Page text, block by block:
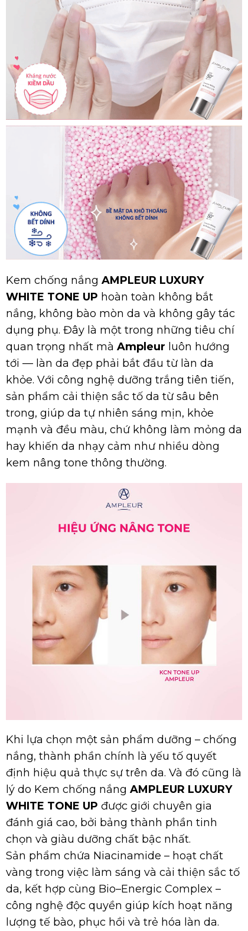
Kem chống nắng AMPLEUR LUXURY
WHITE TONE UP hoàn toàn không bắt
nắng, không bào mòn da và không gây tác
dụng phụ. Đây là một trong những tiêu chí
quan trọng nhất mà Ampleur luôn hướng
tới — làn da đẹp phải bắt đầu từ làn da
khỏe. Với công nghệ dưỡng trắng tiên tiến,
sản phẩm cải thiện sắc tố da từ sâu bên
trong, giúp da tự nhiên sáng mịn, khỏe
mạnh và đều màu, chứ không làm mỏng da
hay khiến da nhạy cảm như nhiều dòng
kem nâng tone thông thường.
Khi lựa chọn một sản phẩm dưỡng – chống
nắng, thành phần chính là yếu tố quyết
định hiệu quả thực sự trên da. Và đó cũng là
lý do Kem chống nắng AMPLEUR LUXURY
WHITE TONE UP được giới chuyên gia
đánh giá cao, bởi bảng thành phần tinh
chọn và giàu dưỡng chất bậc nhất.
Sản phẩm chứa Niacinamide – hoạt chất
vàng trong việc làm sáng và cải thiện sắc tố
da, kết hợp cùng Bio–Energic Complex –
công nghệ độc quyền giúp kích hoạt năng
lượng tế bào, phục hồi và trẻ hóa làn da.